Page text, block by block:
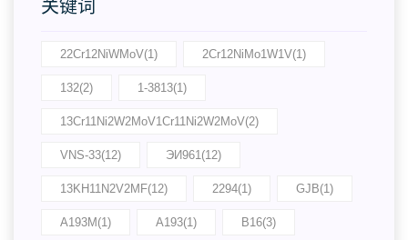
关键词
22Cr12NiWMoV(1) 2Cr12NiMo1W1V(1)
132(2) 1-3813(1)
13Cr11Ni2W2MoV1Cr11Ni2W2MoV(2)
VNS-33(12) ЭИ961(12)
13KH11N2V2MF(12) 2294(1) GJB(1)
A193M(1) A193(1) B16(3)